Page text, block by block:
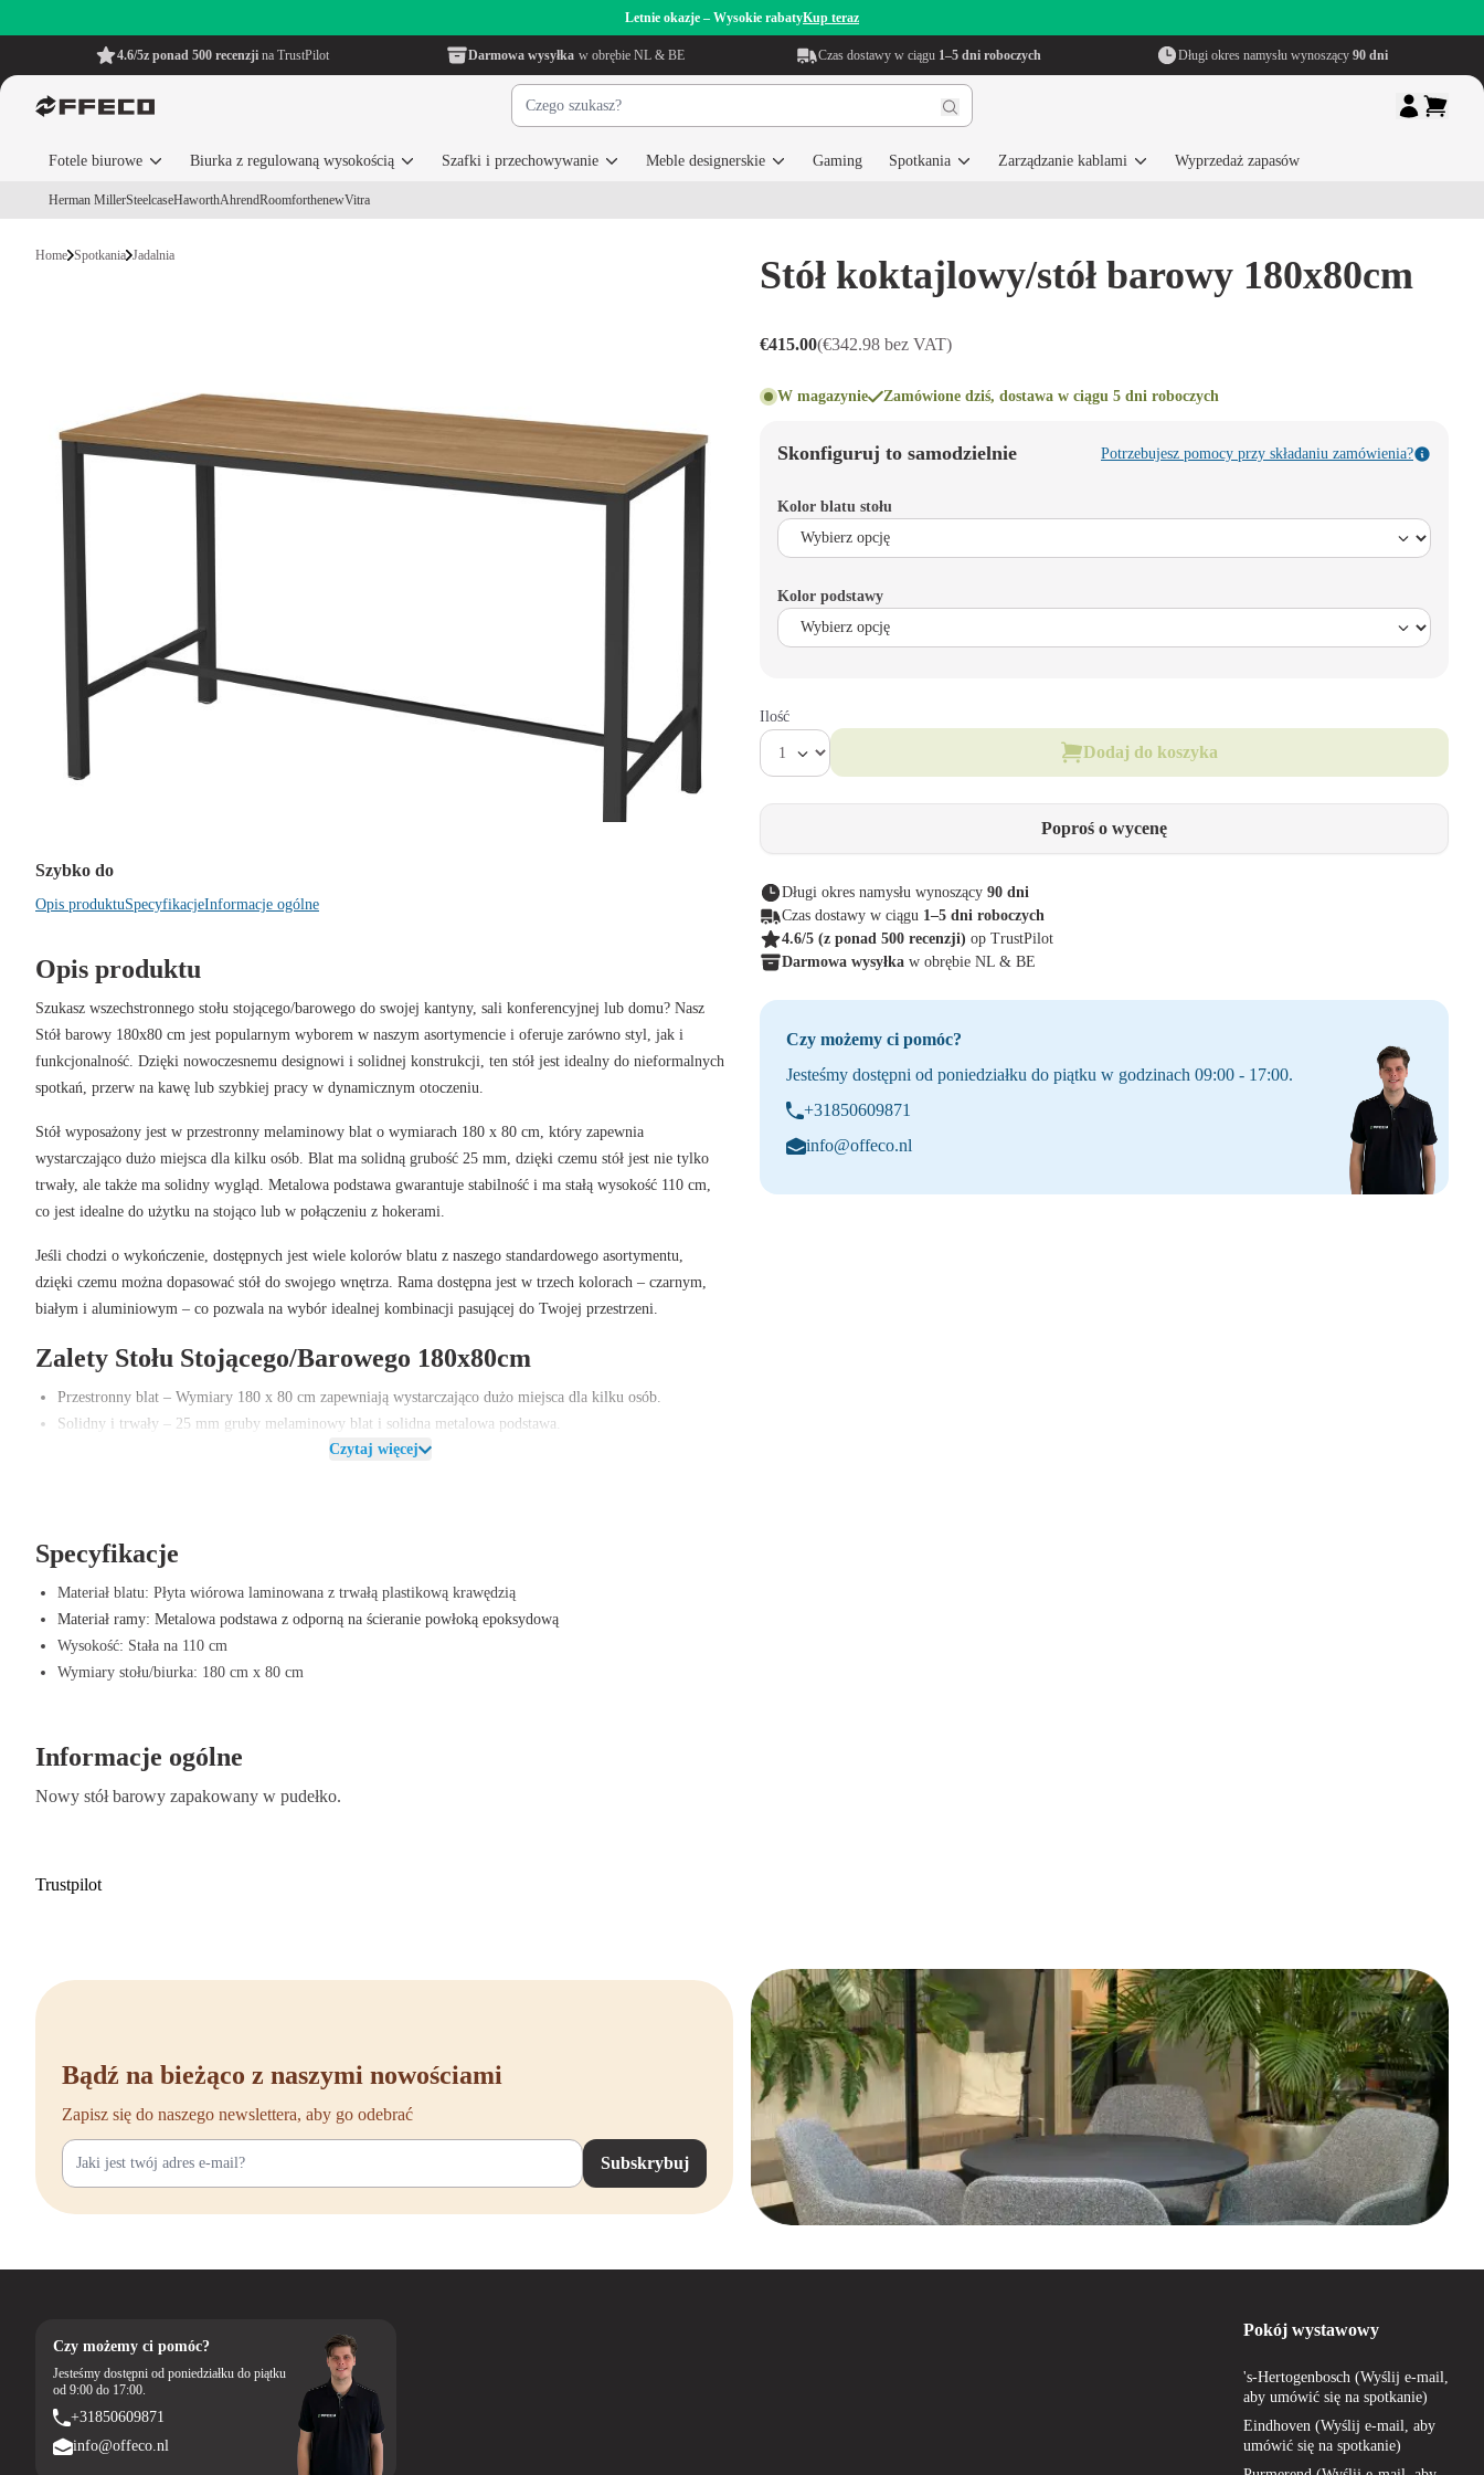
Letnie okazje – Wysokie rabatyKup teraz
4.6/5z ponad 500 recenzji na TrustPilot Darmowa wysyłka w obrębie NL & BE Czas dostawy w ciągu 1–5 dni roboczych Długi okres namysłu wynoszący 90 dni
Fotele biurowe Biurka z regulowaną wysokością Szafki i przechowywanie Meble designerskie Gaming Spotkania Zarządzanie kablami Wyprzedaż zapasów
Herman MillerSteelcaseHaworthAhrendRoomforthenewVitra
Home Spotkania Jadalnia Stół koktajlowy/stół barowy 180x80cm
€415.00(€342.98 bez VAT)
W magazynie Zamówione dziś, dostawa w ciągu 5 dni roboczych
Skonfiguruj to samodzielnie Potrzebujesz pomocy przy składaniu zamówienia?
Kolor blatu stołu
Kolor podstawy
Ilość
Dodaj do koszyka
Poproś o wycenę
Długi okres namysłu wynoszący 90 dni
Czas dostawy w ciągu 1–5 dni roboczych
4.6/5 (z ponad 500 recenzji) op TrustPilot
Darmowa wysyłka w obrębie NL & BE
Czy możemy ci pomóc?
Jesteśmy dostępni od poniedziałku do piątku w godzinach 09:00 - 17:00.
+31850609871
info@offeco.nl
Szybko do
Opis produktuSpecyfikacjeInformacje ogólne
Opis produktu
Szukasz wszechstronnego stołu stojącego/barowego do swojej kantyny, sali konferencyjnej lub domu? Nasz
Stół barowy 180x80 cm jest popularnym wyborem w naszym asortymencie i oferuje zarówno styl, jak i
funkcjonalność. Dzięki nowoczesnemu designowi i solidnej konstrukcji, ten stół jest idealny do nieformalnych
spotkań, przerw na kawę lub szybkiej pracy w dynamicznym otoczeniu.
Stół wyposażony jest w przestronny melaminowy blat o wymiarach 180 x 80 cm, który zapewnia
wystarczająco dużo miejsca dla kilku osób. Blat ma solidną grubość 25 mm, dzięki czemu stół jest nie tylko
trwały, ale także ma solidny wygląd. Metalowa podstawa gwarantuje stabilność i ma stałą wysokość 110 cm,
co jest idealne do użytku na stojąco lub w połączeniu z hokerami.
Jeśli chodzi o wykończenie, dostępnych jest wiele kolorów blatu z naszego standardowego asortymentu,
dzięki czemu można dopasować stół do swojego wnętrza. Rama dostępna jest w trzech kolorach – czarnym,
białym i aluminiowym – co pozwala na wybór idealnej kombinacji pasującej do Twojej przestrzeni.
Zalety Stołu Stojącego/Barowego 180x80cm
Przestronny blat – Wymiary 180 x 80 cm zapewniają wystarczająco dużo miejsca dla kilku osób.
Solidny i trwały – 25 mm gruby melaminowy blat i solidna metalowa podstawa.
– Stała wysokość 110 cm, idealna do użytku na stojąco lub z hokerami.
domowego.
Czytaj więcej
Specyfikacje
Materiał blatu: Płyta wiórowa laminowana z trwałą plastikową krawędzią
Materiał ramy: Metalowa podstawa z odporną na ścieranie powłoką epoksydową
Wysokość: Stała na 110 cm
Wymiary stołu/biurka: 180 cm x 80 cm
Informacje ogólne
Nowy stół barowy zapakowany w pudełko.
Trustpilot
Bądź na bieżąco z naszymi nowościami
Zapisz się do naszego newslettera, aby go odebrać
Subskrybuj
Czy możemy ci pomóc?
Jesteśmy dostępni od poniedziałku do piątku
od 9:00 do 17:00.
+31850609871
info@offeco.nl
Pokój wystawowy
's-Hertogenbosch (Wyślij e-mail,
aby umówić się na spotkanie)
Eindhoven (Wyślij e-mail, aby
umówić się na spotkanie)